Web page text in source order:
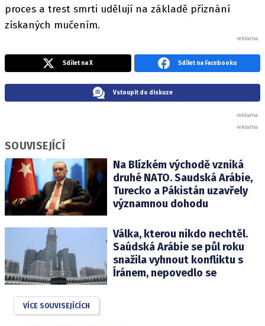
proces a trest smrti udělují na základě přiznání
získaných mučením.
Sdílet na X Sdílet na Facebooku
Vstoupit do diskuze
SOUVISEJÍCÍ
Na Blízkém východě vzniká
druhé NATO. Saudská Arábie,
Turecko a Pákistán uzavřely
významnou dohodu
Válka, kterou nikdo nechtěl.
Saúdská Arábie se půl roku
snažila vyhnout konfliktu s
Íránem, nepovedlo se
VÍCE SOUVISEJÍCÍCH